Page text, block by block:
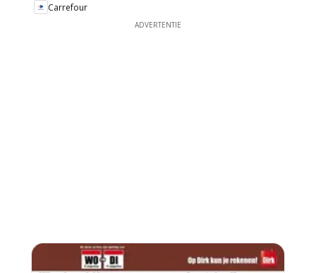
Carrefour
ADVERTENTIE